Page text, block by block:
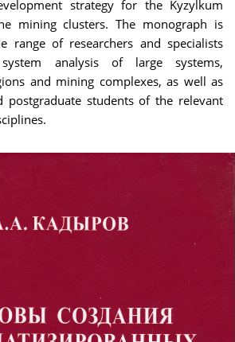
strategy for the Kyzylkum
mining clusters. The monograph is
range of researchers and specialists
analysis of large systems,
and mining complexes, as well as
postgraduate students of the relevant